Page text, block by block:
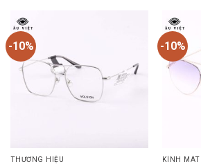
-10%
THƯƠNG HIỆU
-10%
KÍNH MÁT